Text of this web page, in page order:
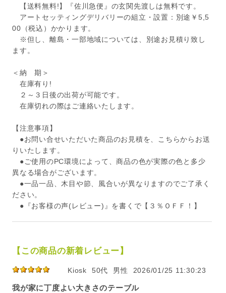
【送料無料!】『佐川急便』の玄関先渡しは無料です。
アートセッティングデリバリーの組立・設置：別途￥5,5
00（税込）かかります。
※但し、離島・一部地域については、別途お見積り致し
ます。
＜納 期＞
在庫有り!
２～３日後の出荷が可能です。
在庫切れの際はご連絡いたします。
【注意事項】
●お問い合せいただいた商品のお見積を、こちらからお送
りいたします。
●ご使用のPC環境によって、商品の色が実際の色と多少
異なる場合がございます。
●一品一品、木目や節、風合いが異なりますのでご了承く
ださい。
●『お客様の声(レビュー)』を書くで【３％ＯＦＦ！】
【この商品の新着レビュー】
Kiosk 50代 男性 2026/01/25 11:30:23
我が家に丁度よい大きさのテーブル